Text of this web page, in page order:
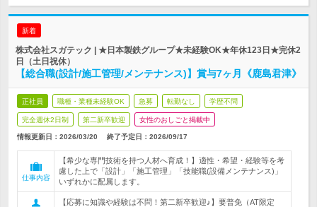
新着
株式会社スガテック | ★日本製鉄グループ★未経験OK★年休123日★完休2
日（土日祝休）
【総合職(設計/施工管理/メンテナンス)】賞与7ヶ月《鹿島君津》
正社員 職種・業種未経験OK 急募 転勤なし 学歴不問
完全週休2日制 第二新卒歓迎 女性のおしごと掲載中
情報更新日：2026/03/20 終了予定日： 2026/09/17
仕事内容
【希少な専門技術を持つ人材へ育成！】適性・希望・経験等を考
慮した上で「設計」「施工管理」「技能職(設備メンテナンス)」
いずれかに配属します。
【応募に知識や経験は不問！第二新卒歓迎♪】要普免（AT限定